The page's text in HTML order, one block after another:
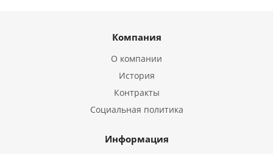
Компания
О компании
История
Контракты
Социальная политика
Информация